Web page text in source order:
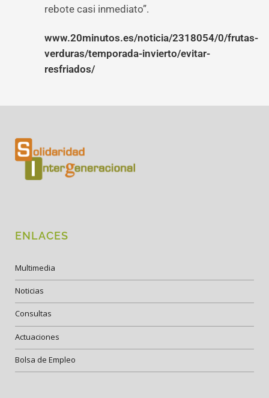
rebote casi inmediato”.
www.20minutos.es/noticia/2318054/0/frutas-
verduras/temporada-invierto/evitar-
resfriados/
ENLACES
Multimedia
Noticias
Consultas
Actuaciones
Bolsa de Empleo